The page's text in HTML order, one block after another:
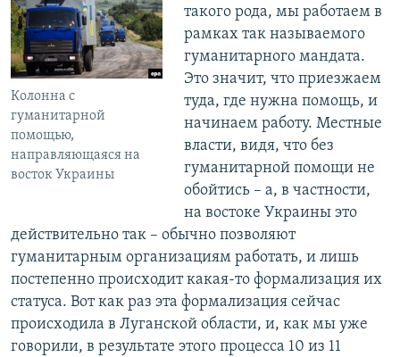
Колонна с
гуманитарной
помощью,
направляющаяся на
восток Украины
такого рода, мы работаем в
рамках так называемого
гуманитарного мандата.
Это значит, что приезжаем
туда, где нужна помощь, и
начинаем работу. Местные
власти, видя, что без
гуманитарной помощи не
обойтись – а, в частности,
на востоке Украины это
действительно так – обычно позволяют
гуманитарным организациям работать, и лишь
постепенно происходит какая-то формализация их
статуса. Вот как раз эта формализация сейчас
происходила в Луганской области, и, как мы уже
говорили, в результате этого процесса 10 из 11